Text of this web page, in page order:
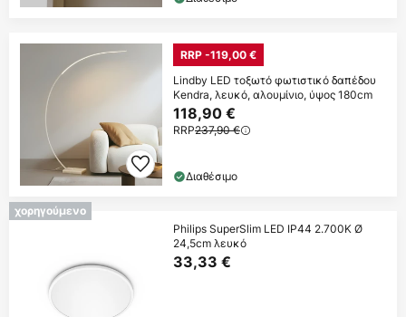
RRP -119,00 €
Lindby LED τοξωτό φωτιστικό δαπέδου
Kendra, λευκό, αλουμίνιο, ύψος 180cm
118,90 €
RRP237,90 €
Διαθέσιμο
χορηγούμενο
Philips SuperSlim LED IP44 2.700K Ø
24,5cm λευκό
33,33 €